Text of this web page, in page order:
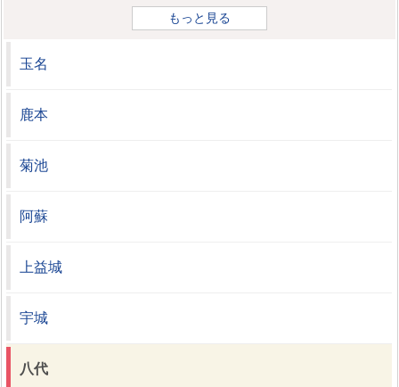
もっと見る
玉名
鹿本
菊池
阿蘇
上益城
宇城
八代